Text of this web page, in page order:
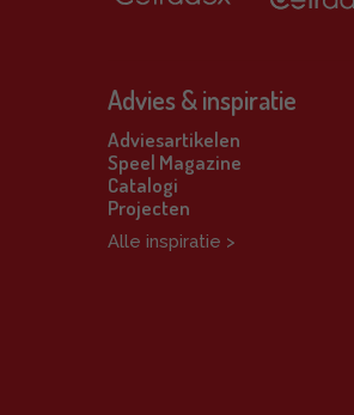
Advies & inspiratie
Adviesartikelen
Speel Magazine
Catalogi
Projecten
Alle inspiratie >